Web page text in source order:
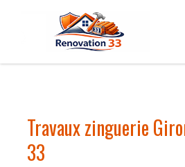
Travaux zinguerie
33